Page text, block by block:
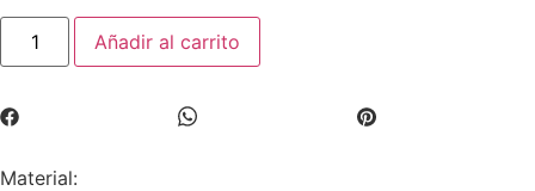
Añadir al carrito
Material: